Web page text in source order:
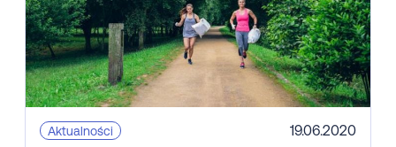
Aktualności 19.06.2020